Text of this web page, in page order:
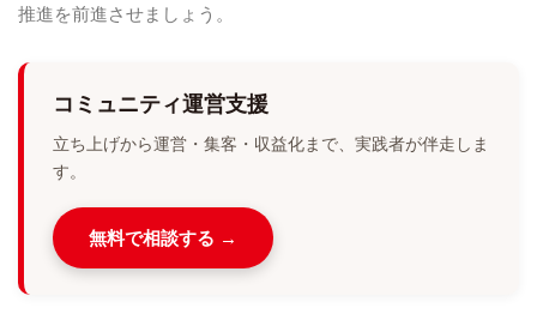
推進を前進させましょう。
コミュニティ運営支援
立ち上げから運営・集客・収益化まで、実践者が伴走しま
す。
無料で相談する →